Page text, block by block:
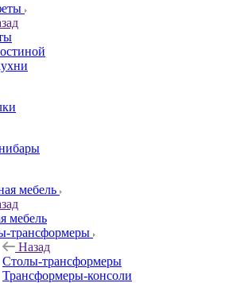
мебель
мебель
трансформеры
Назад
Столы-трансформеры
Трансформеры-консоли